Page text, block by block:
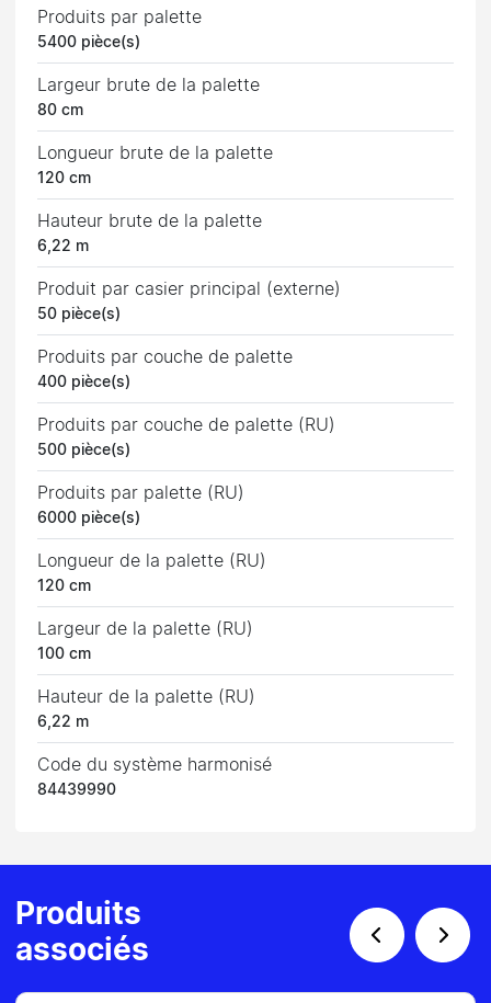
Produits par palette
5400 pièce(s)
Largeur brute de la palette
80 cm
Longueur brute de la palette
120 cm
Hauteur brute de la palette
6,22 m
Produit par casier principal (externe)
50 pièce(s)
Produits par couche de palette
400 pièce(s)
Produits par couche de palette (RU)
500 pièce(s)
Produits par palette (RU)
6000 pièce(s)
Longueur de la palette (RU)
120 cm
Largeur de la palette (RU)
100 cm
Hauteur de la palette (RU)
6,22 m
Code du système harmonisé
84439990
Produits
associés